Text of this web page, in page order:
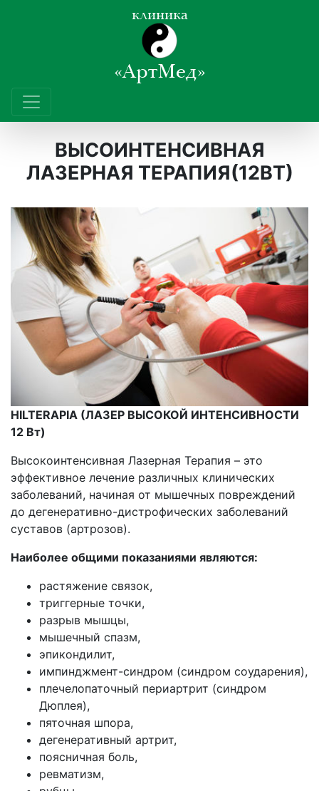
клиника
«АртМед»
ВЫСОИНТЕНСИВНАЯ
ЛАЗЕРНАЯ ТЕРАПИЯ(12ВТ)
HILTERAPIA (ЛАЗЕР ВЫСОКОЙ ИНТЕНСИВНОСТИ
12 Вт)
Высокоинтенсивная Лазерная Терапия – это
эффективное лечение различных клинических
заболеваний, начиная от мышечных повреждений
до дегенеративно-дистрофических заболеваний
суставов (артрозов).
Наиболее общими показаниями являются:
растяжение связок,
триггерные точки,
разрыв мышцы,
мышечный спазм,
эпикондилит,
импинджмент-синдром (синдром соударения),
плечелопаточный периартрит (синдром
Дюплея),
пяточная шпора,
дегенеративный артрит,
поясничная боль,
ревматизм,